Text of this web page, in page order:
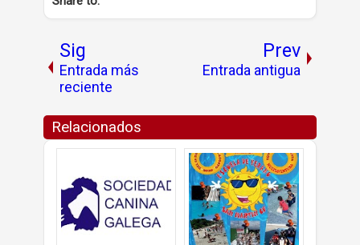
Sig
Entrada más
reciente
Prev
Entrada antigua
Relacionados